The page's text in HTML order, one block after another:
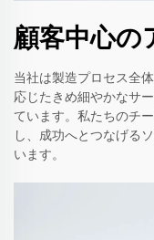
顧客中心の
当社は製造プロセス全
応じたきめ細やかなサ
ています。私たちのチ
し、成功へとつなげる
います。